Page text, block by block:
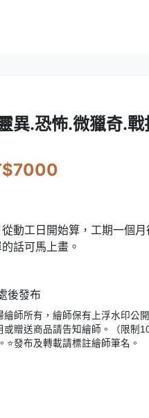
異.恐怖.微獵奇.戰
動工日開始算，工期一個
話可馬上畫。
後發布
繪師所有，繪師保有上浮水印公
或贈送商品請告知繪師。（限制
⭐️發布及轉載請標註繪師筆名。